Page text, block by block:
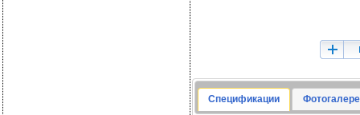
Спецификации